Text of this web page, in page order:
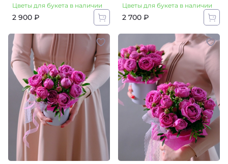
Цветы для букета в наличии
2 900 ₽
Цветы для букета в наличии
2 700 ₽